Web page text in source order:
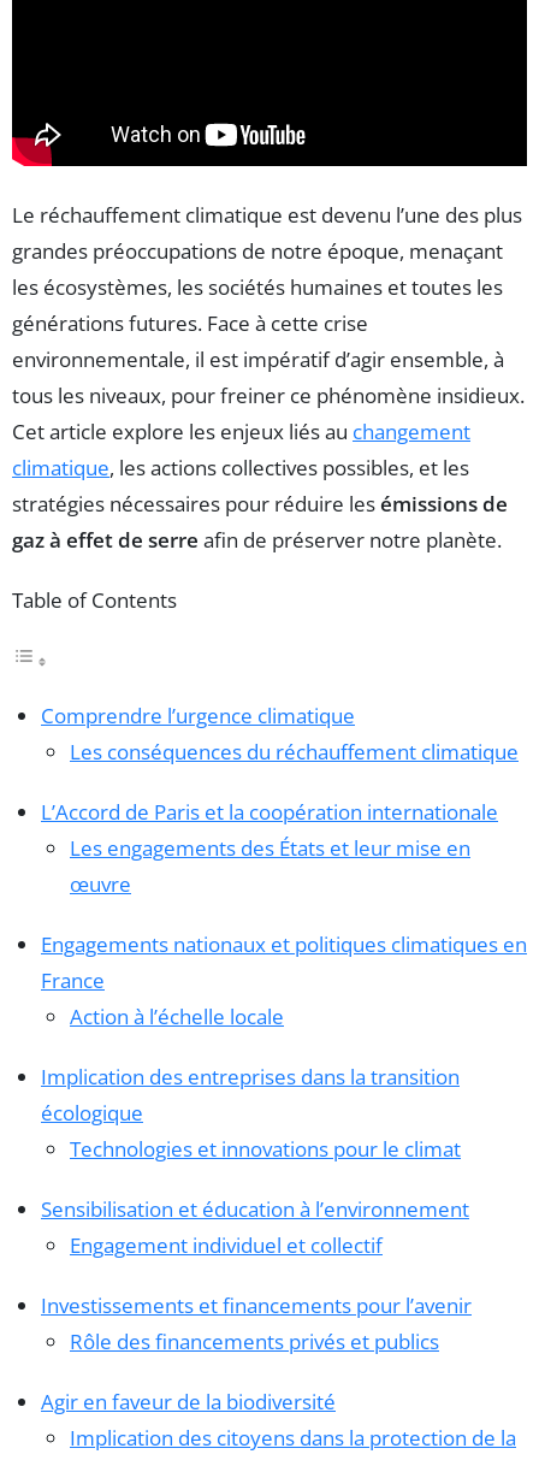
Le réchauffement climatique est devenu l’une des plus
grandes préoccupations de notre époque, menaçant
les écosystèmes, les sociétés humaines et toutes les
générations futures. Face à cette crise
environnementale, il est impératif d’agir ensemble, à
tous les niveaux, pour freiner ce phénomène insidieux.
Cet article explore les enjeux liés au changement
climatique, les actions collectives possibles, et les
stratégies nécessaires pour réduire lesémissions de
gaz à effet de serre afin de préserver notre planète.
Table of Contents
Comprendre l’urgence climatique
Les conséquences du réchauffement climatique
L’Accord de Paris et la coopération internationale
Les engagements des États et leur mise en
œuvre
Engagements nationaux et politiques climatiques en
France
Action à l’échelle locale
Implication des entreprises dans la transition
écologique
Technologies et innovations pour le climat
Sensibilisation et éducation à l’environnement
Engagement individuel et collectif
Investissements et financements pour l’avenir
Rôle des financements privés et publics
Agir en faveur de la biodiversité
Implication des citoyens dans la protection de la